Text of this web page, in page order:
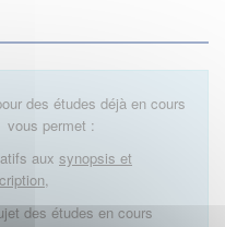
des études déjà en cours
vous permet :
aux synopsis et
des études en cours